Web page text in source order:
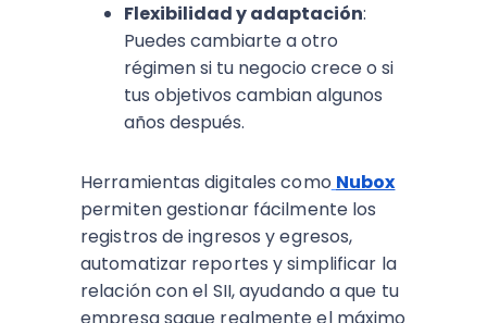
Flexibilidad y adaptación:
Puedes cambiarte a otro
régimen si tu negocio crece o si
tus objetivos cambian algunos
años después.
Herramientas digitales como Nubox
permiten gestionar fácilmente los
registros de ingresos y egresos,
automatizar reportes y simplificar la
relación con el SII, ayudando a que tu